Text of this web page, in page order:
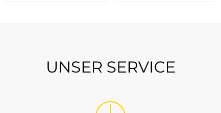
UNSER SERVICE